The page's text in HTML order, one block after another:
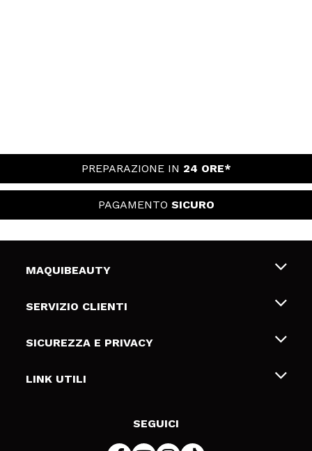
PREPARAZIONE IN 24 ORE*
PAGAMENTO SICURO
MAQUIBEAUTY
Chi siamo
Gift Cards
SERVIZIO CLIENTI
Spedizioni & Resi
Metodi di pagamamento
SICUREZZA E PRIVACY
Termini e condizioni
LINK UTILI
SEGUICI